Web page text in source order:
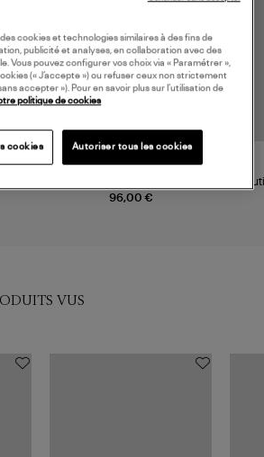
96,00 €
LA NOUVELLE
VUS
cookies et technologies similaires à des fins de
publicité et analyses, en collaboration avec des
Vous pouvez configurer vos choix via « Paramétrer »,
(« J’accepte ») ou refuser ceux non strictement
accepter »). Pour en savoir plus sur l’utilisation de
politique de cookies
cookies Autoriser tous les cookies